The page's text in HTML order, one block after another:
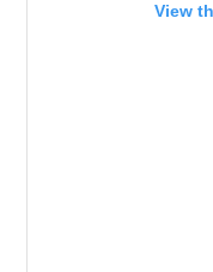
View